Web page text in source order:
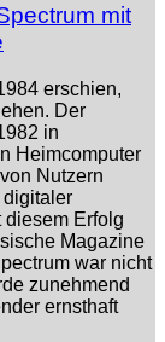
mit
erschien,
Der
in
Heimcomputer
Nutzern
digitaler
diesem Erfolg
Magazine
war nicht
zunehmend
ernsthaft